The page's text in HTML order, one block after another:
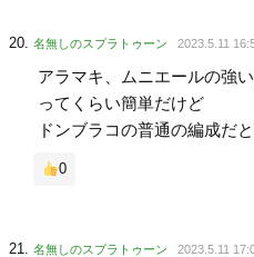
名無しのスプラトゥーン 2023.5.11
アラマキ、ムニエールの強
ってくらい簡単だけど
ドンブラコの普通の編成だ
0
名無しのスプラトゥーン 2023.5.11